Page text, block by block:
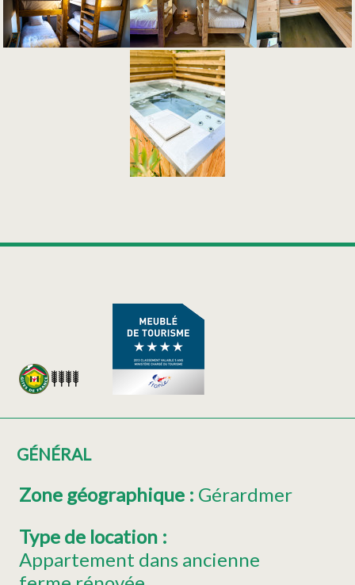
GÉNÉRAL
Zone géographique : Gérardmer
Type de location :
Appartement dans ancienne